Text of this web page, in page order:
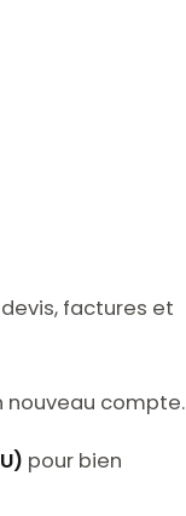
factures et
nouveau compte.
pour bien